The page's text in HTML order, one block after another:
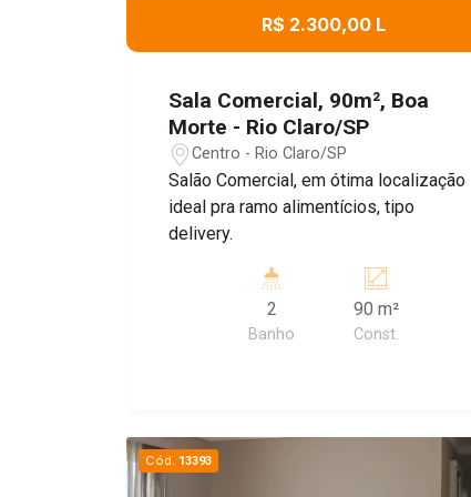
R$ 2.300,00 L
Sala Comercial, 90m², Boa
Morte - Rio Claro/SP
Centro - Rio Claro/SP
Salão Comercial, em ótima localização
ideal pra ramo alimentícios, tipo
delivery.
2
Banho
90 m²
Const.
Cód. 13393